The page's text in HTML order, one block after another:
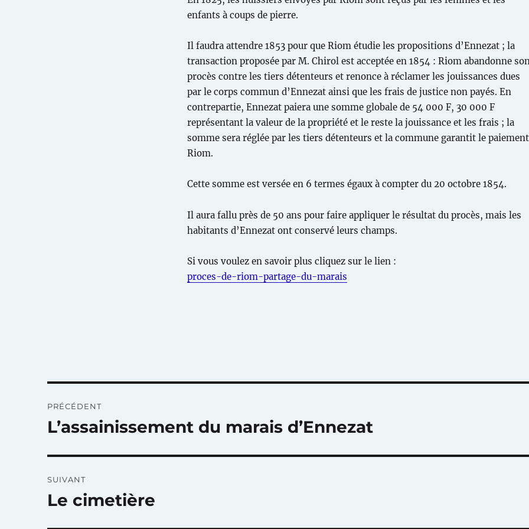
enfants à coups de pierre.
Il faudra attendre 1853 pour que Riom étudie les propositions d’Ennezat ; la
transaction proposée par M. Chirol est acceptée en 1854 : Riom abandonne
procès contre les tiers détenteurs et renonce à réclamer les jouissances dues
par le corps commun d’Ennezat ainsi que les frais de justice non payés. En
contrepartie, Ennezat paiera une somme globale de 54 000 F, 30 000 F
représentant la valeur de la propriété et le reste la jouissance et les frais ; la
somme sera réglée par les tiers détenteurs et la commune garantit le
Riom.
Cette somme est versée en 6 termes égaux à compter du 20 octobre 1854.
Il aura fallu près de 50 ans pour faire appliquer le résultat du procès, mais les
habitants d’Ennezat ont conservé leurs champs.
Si vous voulez en savoir plus cliquez sur le lien :
proces-de-riom-partage-du-marais
de
PRÉCÉDENT
Publication
L’assainissement du marais d’Ennezat
SUIVANT
Publication
Le cimetière